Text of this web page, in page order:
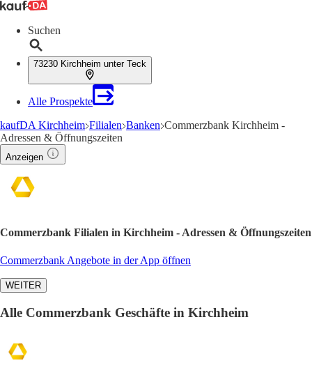
Suchen
73230 Kirchheim unter Teck
Alle Prospekte
kaufDA Kirchheim Filialen Banken Commerzbank Kirchheim -
Adressen & Öffnungszeiten
Anzeigen
Commerzbank Filialen in Kirchheim - Adressen & Öffnungszeiten
Commerzbank Angebote in der App öffnen
WEITER
Alle Commerzbank Geschäfte in Kirchheim